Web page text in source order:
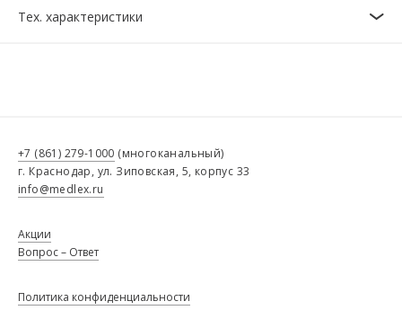
Тех. характеристики
+7 (861) 279-1000 (многоканальный)
г. Краснодар, ул. Зиповская, 5, корпус 33
info@medlex.ru
Акции
Вопрос – Ответ
Политика конфиденциальности